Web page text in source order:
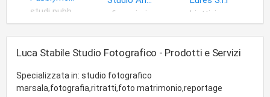
finanziaria
Luca Stabile Studio Fotografico - Prodotti e Servizi
Specializzata in: studio fotografico
marsala,fotografia,ritratti,foto matrimonio,reportage